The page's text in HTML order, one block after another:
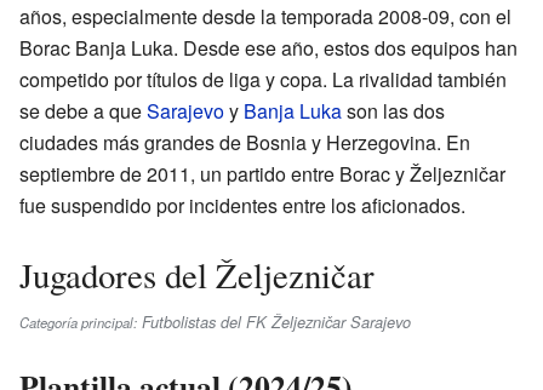
años, especialmente desde la temporada 2008-09, con el
Borac Banja Luka. Desde ese año, estos dos equipos han
competido por títulos de liga y copa. La rivalidad también
se debe a queSarajevoy Banja Lukason las dos
ciudades más grandes de Bosnia y Herzegovina. En
septiembre de 2011, un partido entre Borac y Željezničar
fue suspendido por incidentes entre los aficionados.
Jugadores del Željezničar
Categoría principal: Futbolistas del FK Željezničar Sarajevo